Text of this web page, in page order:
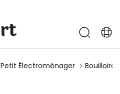
Petit Électroménager Bouilloires